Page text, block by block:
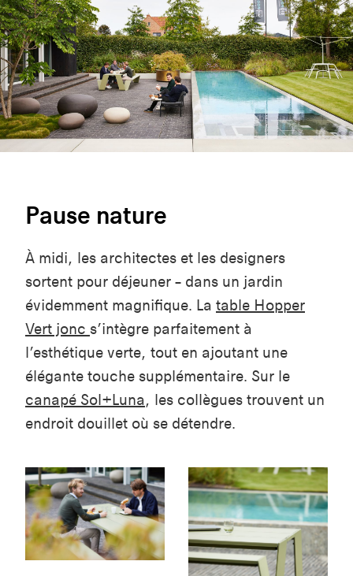
Pause nature
À midi, les architectes et les designers
sortent pour déjeuner – dans un jardin
évidemment magnifique. La table Hopper
Vert jonc s’intègre parfaitement à
l’esthétique verte, tout en ajoutant une
élégante touche supplémentaire. Sur le
canapé Sol+Luna, les collègues trouvent un
endroit douillet où se détendre.